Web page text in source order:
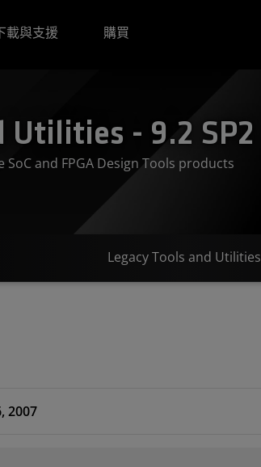
載與支援 購買
Utilities - 9.2 SP2
and FPGA Design Tools products
Legacy Tools and Utilities
2007